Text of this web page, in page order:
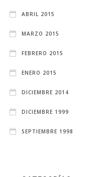
ABRIL 2015
MARZO 2015
FEBRERO 2015
ENERO 2015
DICIEMBRE 2014
DICIEMBRE 1999
SEPTIEMBRE 1998